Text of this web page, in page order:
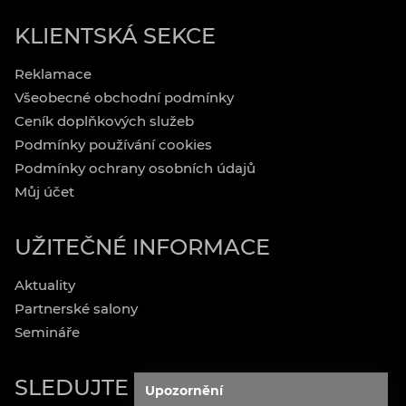
KLIENTSKÁ SEKCE
Reklamace
Všeobecné obchodní podmínky
Ceník doplňkových služeb
Podmínky používání cookies
Podmínky ochrany osobních údajů
Můj účet
UŽITEČNÉ INFORMACE
Aktuality
Partnerské salony
Semináře
SLEDUJTE NÁSUpozornění